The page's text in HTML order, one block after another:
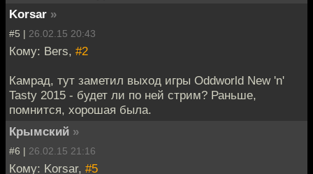
Korsar »
#5 | 26.02.15 20:43
Кому: Bers, #2
Камрад, тут заметил выход игры Oddworld New 'n'
Tasty 2015 - будет ли по ней стрим? Раньше,
помнится, хорошая была.
Крымский »
#6 | 26.02.15 21:16
Кому: Korsar, #5